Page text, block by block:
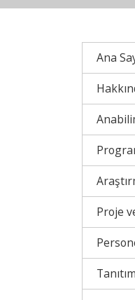
Ana
Proje
Tanıtım